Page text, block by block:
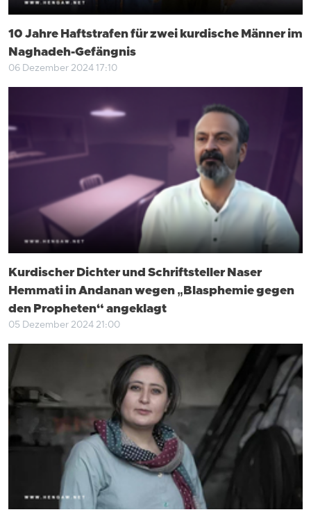
10 Jahre Haftstrafen für zwei kurdische Männer im
Naghadeh-Gefängnis
06 Dezember 2024 17:10
Kurdischer Dichter und Schriftsteller Naser
Hemmati in Andanan wegen „Blasphemie gegen
den Propheten“ angeklagt
05 Dezember 2024 21:00